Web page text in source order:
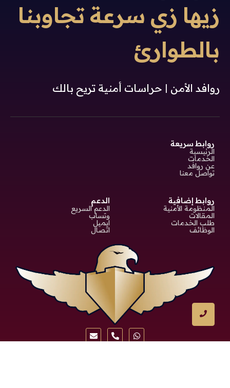
زيها زي سرعة تجاوبنا
بالطوارئ
روافد الأمن | حراسات أمنية تريح بالك
روابط سريعة
الرئيسية
الخدمات
عن روافد
تواصل معنا
روابط إضافية
المنظومة الأمنية
المقالات
طلب الخدمات
الوظائف
الدعم
الدعم السريع
وتساب
ايميل
اتصال